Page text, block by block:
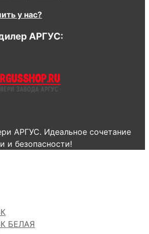
у нас?
АРГУС:
АРГУС. Идеальное сочетание
и безопасности!
БЕЛАЯ